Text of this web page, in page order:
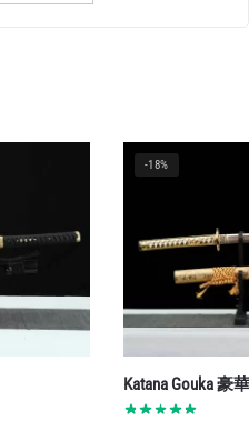
-18%
Katana Gouka 豪華